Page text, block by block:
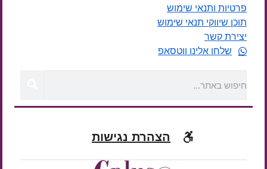
פרטיות ותנאי שימוש
תוכן שיווקי תנאי שימוש
יצירת קשר
שלחו אלינו ווטסאפ
הצהרת נגישות